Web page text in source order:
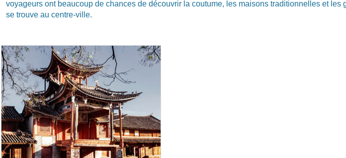
voyageurs ont beaucoup de chances de découvrir la coutume, les maisons traditionnelles et
se trouve au centre-ville.